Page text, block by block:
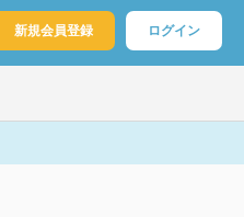
新規会員登録 ログイン